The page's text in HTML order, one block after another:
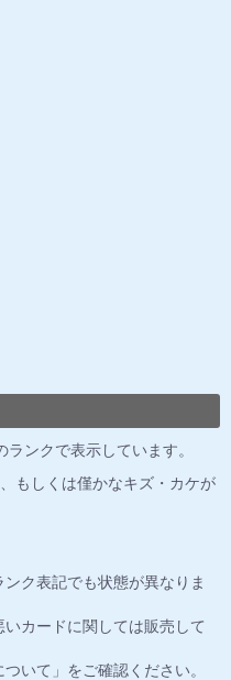
ンクで表示しています。
もしくは僅かなキズ・カケが
ク表記でも状態が異なりま
カードに関しては販売して
いて」をご確認ください。